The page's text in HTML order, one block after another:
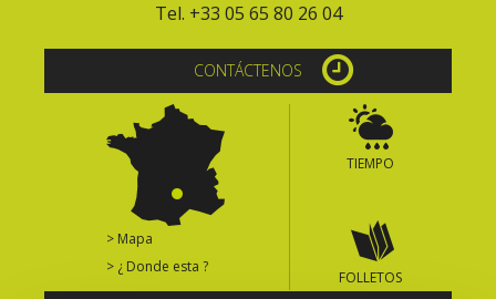
Tel. +33 05 65 80 26 04
CONTÁCTENOS
> Mapa
> ¿ Donde esta ?
TIEMPO
FOLLETOS